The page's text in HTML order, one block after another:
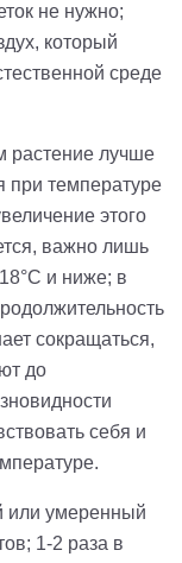
не нужно;
который
среде
растение лучше
при температуре
этого
важно лишь
и ниже; в
сокращаться,
до
себя и
или умеренный
1-2 раза в